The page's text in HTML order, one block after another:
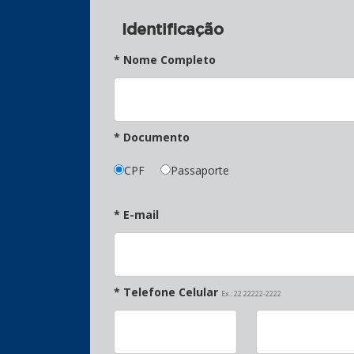
Identificação
* Nome Completo
* Documento
CPF Passaporte
* E-mail
* Telefone Celular Ex.: 22 22222-2222